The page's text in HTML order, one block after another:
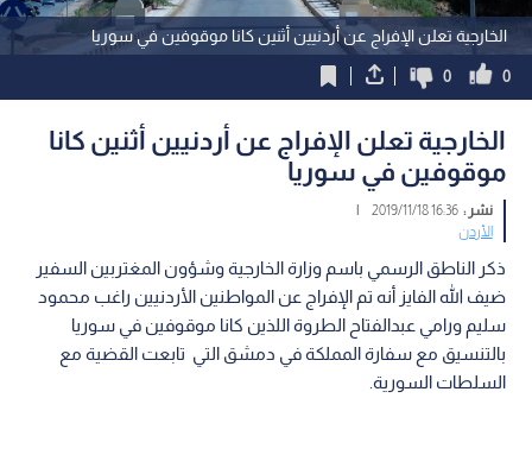
الخارجية تعلن الإفراج عن أردنيين أثنين كانا موقوفين في سوريا
0
0
الخارجية تعلن الإفراج عن أردنيين أثنين كانا
موقوفين في سوريا
نشر :16:36 2019/11/18
|
الأردن
ذكر الناطق الرسمي باسم وزارة الخارجية وشؤون المغتربين السفير
ضيف الله الفايز أنه تم الإفراج عن المواطنين الأردنيين راغب محمود
سليم ورامي عبدالفتاح الطروة اللذين كانا موقوفين في سوريا
بالتنسيق مع سفارة المملكة في دمشق التي تابعت القضية مع
السلطات السورية.